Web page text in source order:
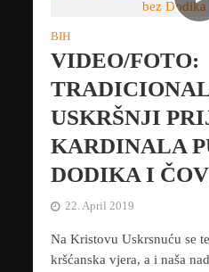
BIH
VIDEO/FOTO:
USKRŠNJI
KARDINALA
DODIKA I
22. April 2019
Na Kristovu Uskrsnuću se
kršćanska vjera, a i naša